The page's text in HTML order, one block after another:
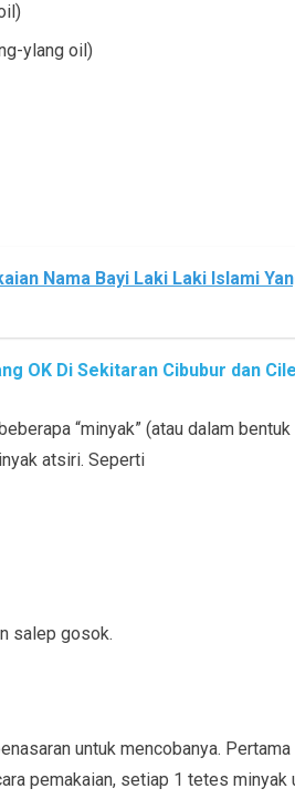
ylang oil)
Nama Bayi Laki Laki Islami
OK Di Sekitaran Cibubur dan
“minyak” (atau dalam
atsiri. Seperti
salep gosok.
untuk mencobanya.
pemakaian, setiap 1 tetes